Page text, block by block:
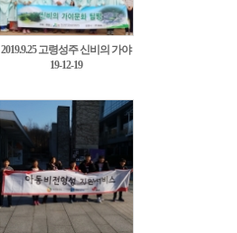
2019.9.25 고령성주 신비의 가야
문화 팸투어1
19-12-19